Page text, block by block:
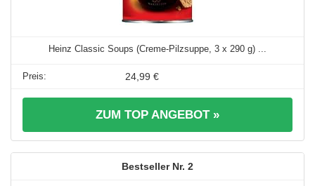
Heinz Classic Soups (Creme-Pilzsuppe, 3 x 290 g) ...
24,99 €
ZUM TOP ANGEBOT »
2